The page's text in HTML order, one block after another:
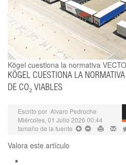
Kögel cuestiona la normativa VECTO
KÖGEL CUESTIONA LA
DE CO₂ VIABLES
Escrito por Alvaro Pedroche
Miércoles, 01 Julio 2026 00:44
tamaño de la fuente
Valora este artículo